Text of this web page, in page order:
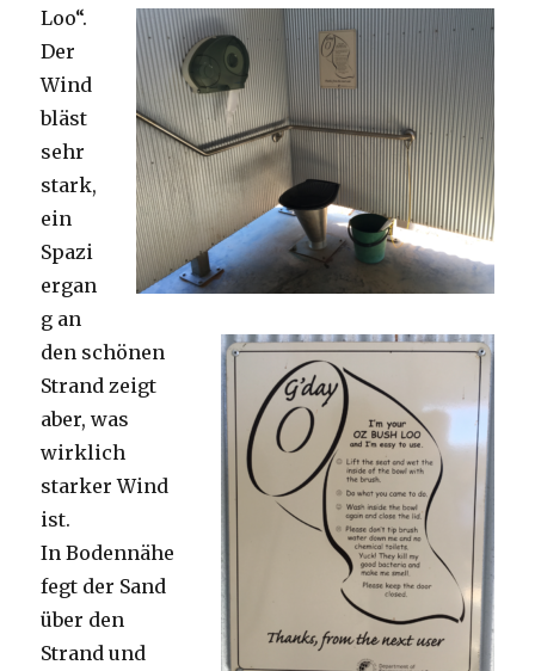
Loo“.
Der
Wind
bläst
sehr
stark,
ein
Spazi
ergan
g an
den schönen
Strand zeigt
aber, was
wirklich
starker Wind
ist.
In Bodennähe
fegt der Sand
über den
Strand und